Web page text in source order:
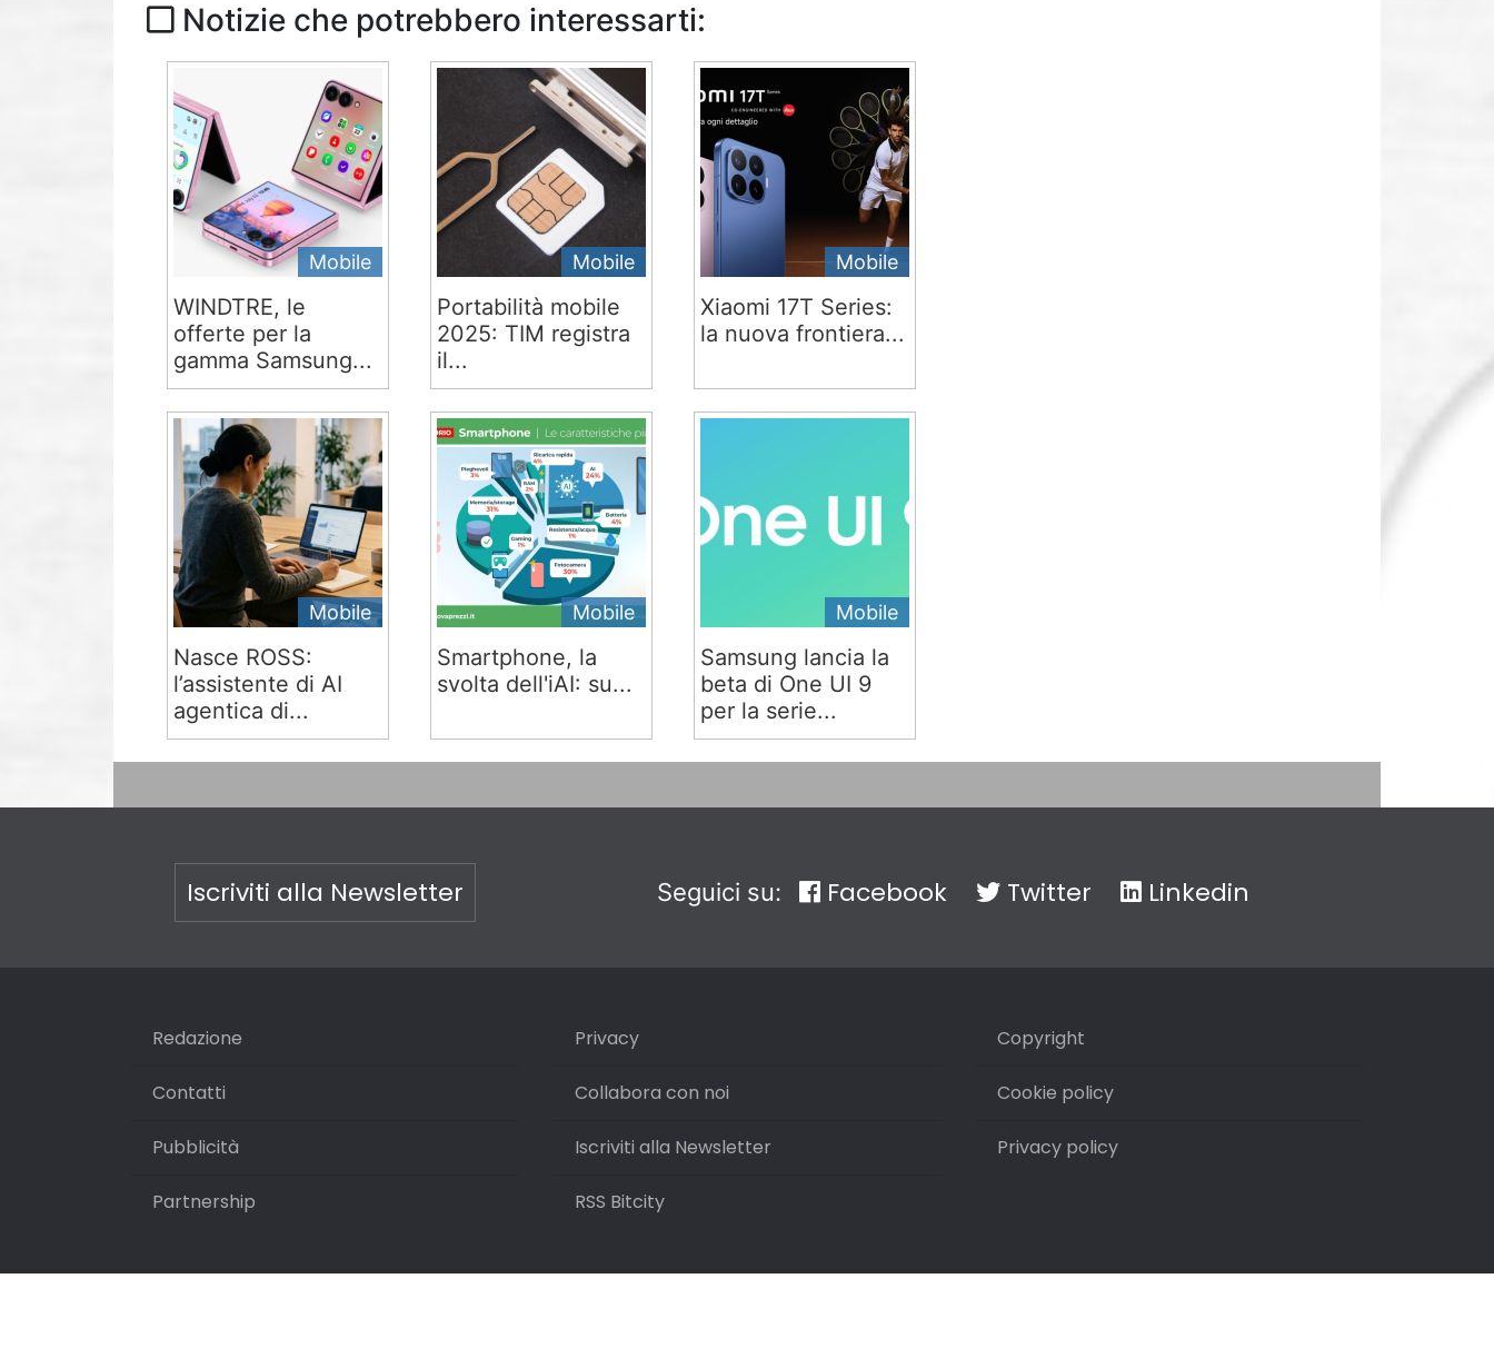
Notizie che potrebbero interessarti:
Mobile
WINDTRE, le
offerte per la
gamma Samsung...
Mobile
Portabilità mobile
2025: TIM registra
il...
Mobile
Xiaomi 17T Series:
la nuova frontiera...
Mobile
Nasce ROSS:
l’assistente di AI
agentica di...
Mobile
Smartphone, la
svolta dell'iAI: su...
Mobile
Samsung lancia la
beta di One UI 9
per la serie...
Iscriviti alla Newsletter Seguici su: Facebook Twitter Linkedin
Redazione
Contatti
Pubblicità
Partnership
Privacy
Collabora con noi
Iscriviti alla Newsletter
RSS Bitcity
Copyright
Cookie policy
Privacy policy